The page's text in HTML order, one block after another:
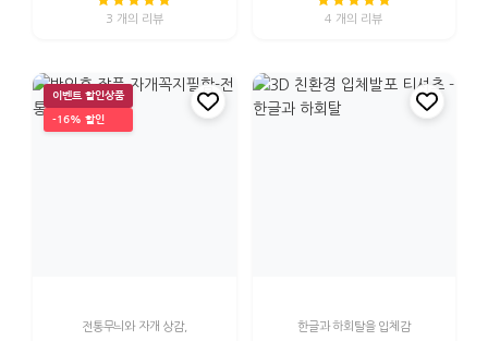
3 개의 리뷰 4 개의 리뷰
이벤트 할인상품
-16% 할인
전통무늬와 자개 상감, 한글과 하회탈을 입체감